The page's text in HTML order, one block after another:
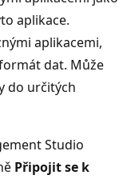
aplikace.
aplikacemi,
dat. Může
do určitých
Studio
Připojit se k